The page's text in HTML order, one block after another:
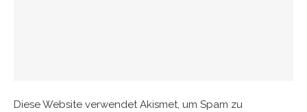
Diese Website verwendet Akismet, um Spam zu